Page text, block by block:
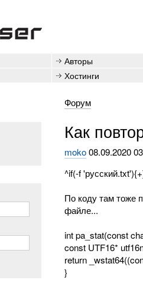
Авторы
Хостинги
Форум
Как
moko 08.09.2020
^if(-f
По коду там тоже
файле...
int pa_stat(const
const UTF16*
return
}